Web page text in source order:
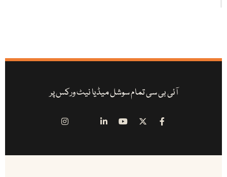
آئی بی سی تمام سوشل میڈیا نیٹ ورکس پر